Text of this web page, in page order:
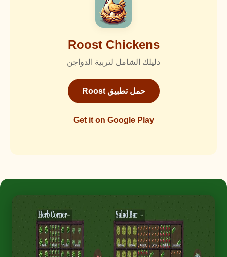
Roost Chickens
دليلك الشامل لتربية الدواجن
حمل تطبيق Roost
Get it on Google Play